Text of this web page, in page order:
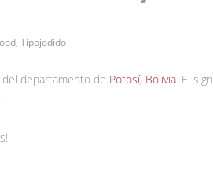
, Tipojodido
del departamento de Potosí, Bolivia. El